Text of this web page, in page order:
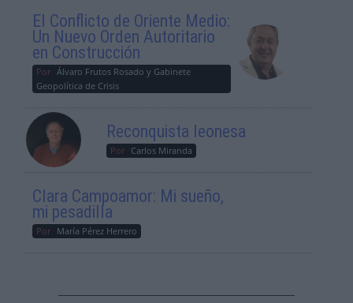
El Conflicto de Oriente Medio:
Un Nuevo Orden Autoritario
en Construcción
Por Álvaro Frutos Rosado y Gabinete
Geopolítica de Crisis
Reconquista leonesa
Por Carlos Miranda
Clara Campoamor: Mi sueño,
mi pesadilla
Por María Pérez Herrero